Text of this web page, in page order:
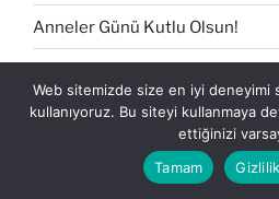
Anneler Günü Kutlu Olsun!
Web sitemizde size en iyi deneyimi
kullanıyoruz. Bu siteyi kullanmaya
ettiğinizi
Tamam